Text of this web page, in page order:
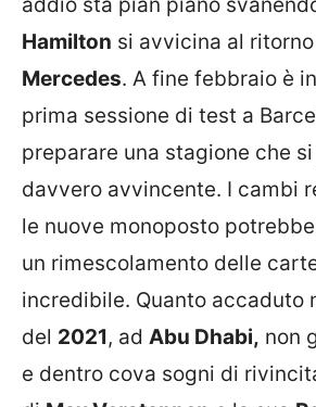
Hamilton si avvicina al
Mercedes. A fine febbraio è
prima sessione di test a
preparare una stagione che
davvero avvincente. I cambi
le nuove monoposto
un rimescolamento delle
incredibile. Quanto accaduto
del 2021, ad Abu Dhabi, non
e dentro cova sogni di